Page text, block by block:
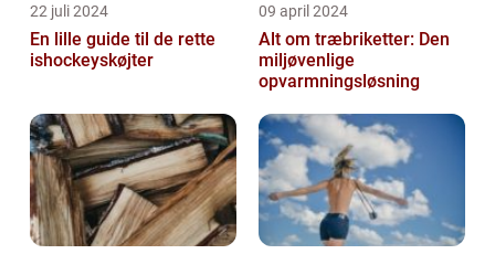
22 juli 2024
En lille guide til de rette
ishockeyskøjter
09 april 2024
Alt om træbriketter: Den
miljøvenlige
opvarmningsløsning